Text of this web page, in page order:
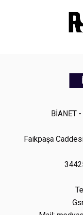
BİANET
Faikpaşa